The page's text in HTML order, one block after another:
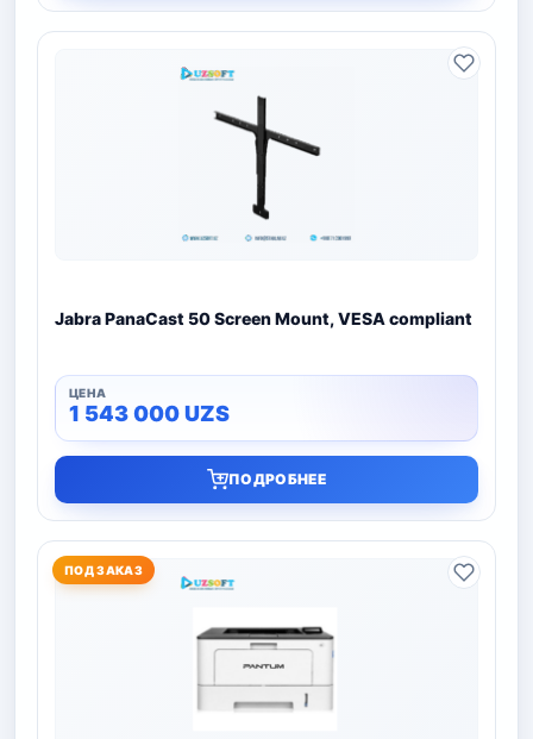
Jabra PanaCast 50 Screen Mount, VESA compliant
1 543 000UZS
ПОДРОБНЕЕ
ПОД ЗАКАЗ